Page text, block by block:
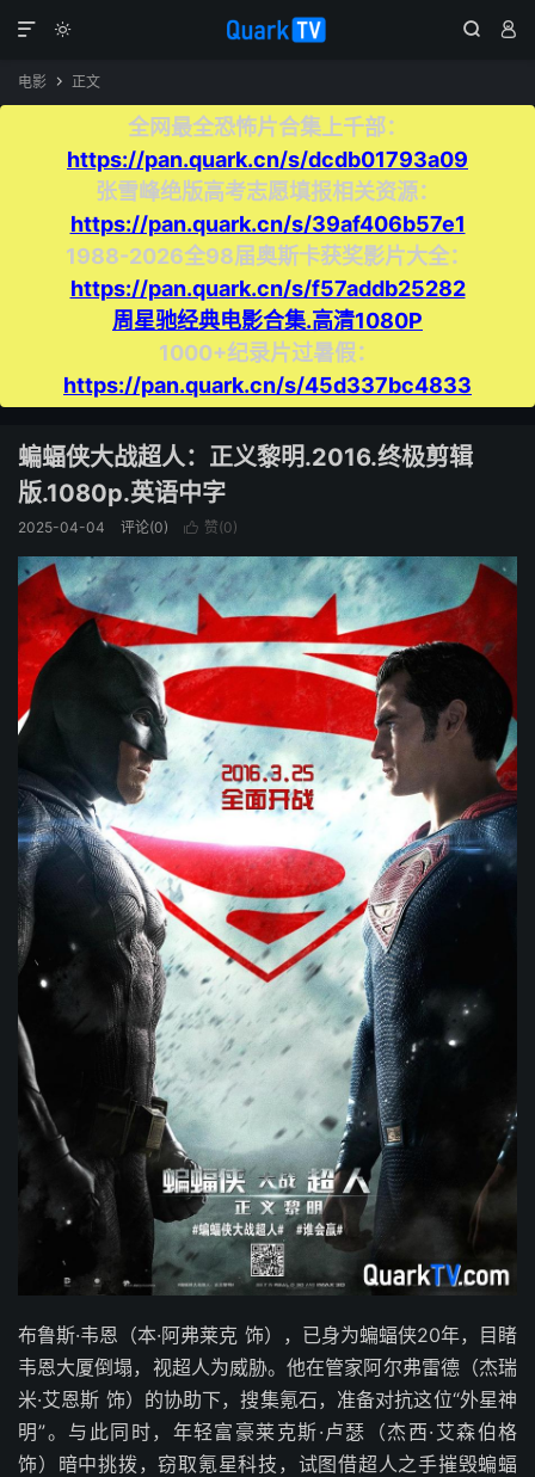
  

电影  正文
全网最全恐怖片合集上千部：
https://pan.quark.cn/s/dcdb01793a09
张雪峰绝版高考志愿填报相关资源：
https://pan.quark.cn/s/39af406b57e1
1988-2026全98届奥斯卡获奖影片大全：
https://pan.quark.cn/s/f57addb25282
周星驰经典电影合集.高清1080P
1000+纪录片过暑假：
https://pan.quark.cn/s/45d337bc4833
蝙蝠侠大战超人：正义黎明.2016.终极剪辑
版.1080p.英语中字
2025-04-04 评论(0)  赞(0)
布鲁斯·韦恩（本·阿弗莱克 饰），已身为蝙蝠侠20年，目睹
韦恩大厦倒塌，视超人为威胁。他在管家阿尔弗雷德（杰瑞
米·艾恩斯 饰）的协助下，搜集氪石，准备对抗这位“外星神
明”。与此同时，年轻富豪莱克斯·卢瑟（杰西·艾森伯格
饰）暗中挑拨，窃取氪星科技，试图借超人之手摧毁蝙蝠